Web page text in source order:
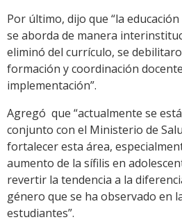
Por último, dijo que “la
se aborda de manera
eliminó del currículo, se
formación y coordinación
implementación”.
Agregó que “actualmente se
conjunto con el Ministerio de
fortalecer esta área,
aumento de la sífilis en
revertir la tendencia a la
género que se ha observado en
estudiantes”.